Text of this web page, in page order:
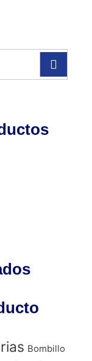
Bombillo